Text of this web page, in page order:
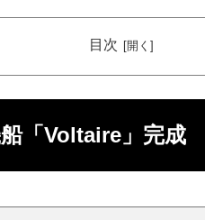
目次
「Voltaire」完成